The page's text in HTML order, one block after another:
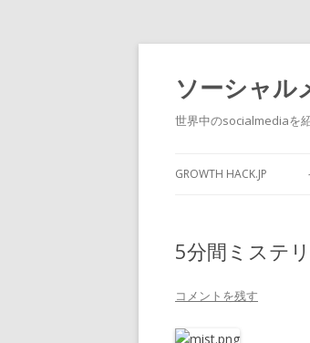
ソーシャル
世界中のsocialmediaを
GROWTH HACK.JP
5分間ミステ
コメントを残す